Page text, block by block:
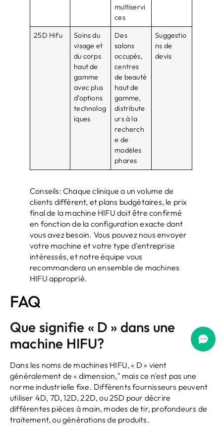
multiservi
ces
25D Hifu
Soins du
visage et
du corps
haut de
gamme
avec plus
d'options
technolog
iques
Des
salons
occupés,
centres
de beauté
haut de
gamme,
distribute
urs à la
recherch
e de
modèles
phares
Suggestio
ns de
devis
Conseils: Chaque clinique a un volume de
clients différent, et plans budgétaires, le prix
final de la machine HIFU doit être confirmé
en fonction de la configuration exacte dont
vous avez besoin. Vous pouvez nous envoyer
votre machine et votre type d'entreprise
intéressés, et notre équipe vous
recommandera un ensemble de machines
HIFU approprié.
FAQ
Que signifie « D » dans une
machine HIFU?
Dans les noms de machines HIFU, « D » vient
généralement de « dimension," mais ce n'est pas une
norme industrielle fixe. Différents fournisseurs peuvent
utiliser 4D, 7D, 12D, 22D, ou 25D pour décrire
différentes pièces à main, modes de tir, profondeurs de
traitement, ou générations de produits.